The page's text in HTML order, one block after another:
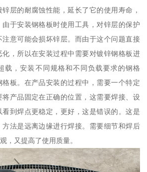
层的耐腐蚀性能，延长了它的使用寿命，
于安装钢格板时使用工具，对锌层的保护
意可能会损坏锌层。而由于这个问题直接
，所以在安装过程中需要对镀锌钢格板进
载，安装不同规格和不同负载要求的钢格
板。在产品安装的过程中，需要一个特定
产品固定在正确的位置，这需要焊接、设
到焊点更稳定，更好，这是错误的。这是
方法是远离边缘进行焊接。需要细节和焊后
，又提高了使用质量。